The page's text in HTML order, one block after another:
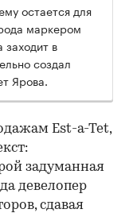
остается для
маркером
заходит в
создал
Ярова.
Est-a-Tet,
задуманная
девелопер
сдавая